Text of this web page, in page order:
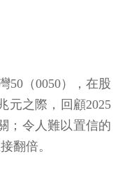
50（0050），在股
元之際，回顧2025
；令人難以置信的
翻倍。